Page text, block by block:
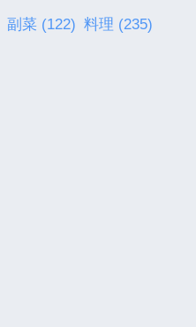
副菜 (122) 料理 (235)